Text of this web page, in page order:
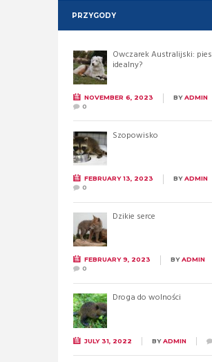
PRZYGODY
Owczarek Australijski: pies
idealny?
NOVEMBER 6, 2023 BYADMIN
0
Szopowisko
FEBRUARY 13, 2023 BYADMIN
0
Dzikie serce
FEBRUARY 9, 2023 BYADMIN
0
Droga do wolności
JULY 31, 2022 BYADMIN